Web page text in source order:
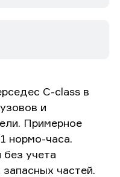
C-class в
и
Примерное
нормо-часа.
учета
частей.